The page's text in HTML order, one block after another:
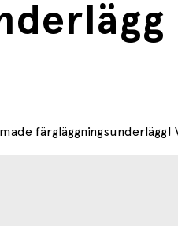
färgläggningsunderlägg!